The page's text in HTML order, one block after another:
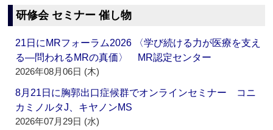
研修会 セミナー 催し物
21日にMRフォーラム2026 〈学び続ける力が医療を支え
る―問われるMRの真価〉 MR認定センター
2026年08月06日 (木)
8月21日に胸郭出口症候群でオンラインセミナー コニ
カミノルタJ、キヤノンMS
2026年07月29日 (水)